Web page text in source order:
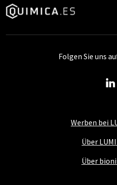
Werben bei
Über
Über
Folgen Sie uns